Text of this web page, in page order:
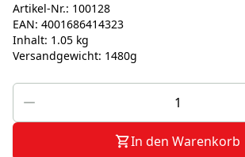
Artikel-Nr.: 100128
EAN: 4001686414323
Inhalt: 1.05 kg
Versandgewicht: 1480g
In den Warenkorb